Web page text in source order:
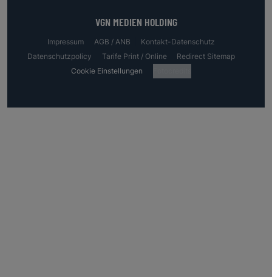
VGN MEDIEN HOLDING
Impressum AGB / ANB
Kontakt-Datenschutz
Datenschutzpolicy
Tarife Print / Online
Redirect Sitemap
Cookie Einstellungen